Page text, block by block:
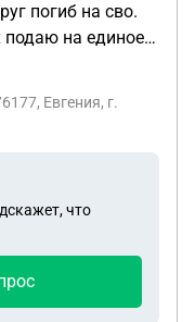
погиб на сво.
подаю на единое
в заявлении
погиб?
Евгения, г.
что